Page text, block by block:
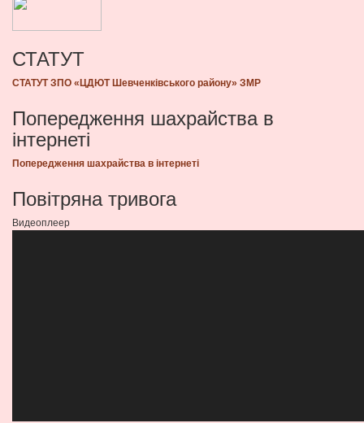
СТАТУТ
СТАТУТ ЗПО «ЦДЮТ Шевченківського району» ЗМР
Попередження шахрайства в
інтернеті
Попередження шахрайства в інтернеті
Повітряна тривога
Видеоплеер